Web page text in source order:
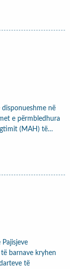
në
e përmbledhura
(MAH) të…
barnave kryhen
të